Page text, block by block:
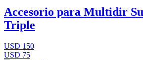
Accesorio para Multidir
Triple
USD 150
USD 75